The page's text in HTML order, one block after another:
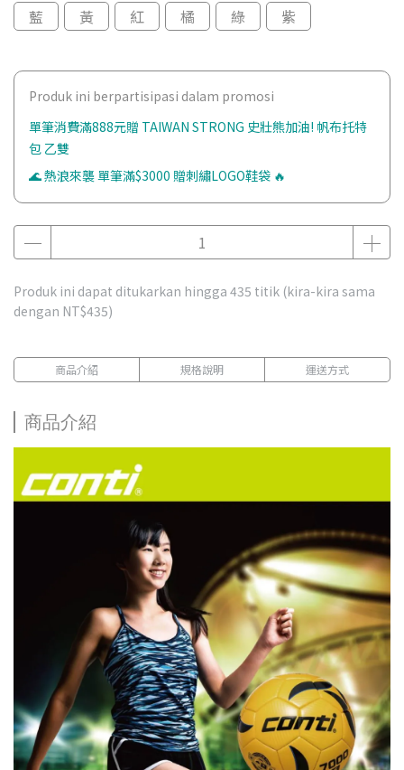
藍
黃 紅 橘 綠 紫
Produk ini berpartisipasi dalam promosi
單筆消費滿888元贈 TAIWAN STRONG 史壯熊加油! 帆布托特
包 乙雙
🌊 熱浪來襲 單筆滿$3000 贈刺繡LOGO鞋袋 🔥
Produk ini dapat ditukarkan hingga 435 titik (kira-kira sama
dengan NT$435)
商品介紹 規格說明 運送方式
商品介紹